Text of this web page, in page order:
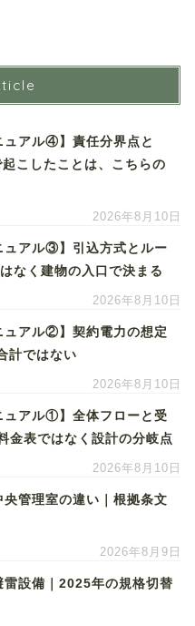
ュアル④】責任分界点と
こしたことは、こちらの
2026年8月10日
ュアル③】引込方式とルー
なく建物の入口で決まる
2026年8月10日
ュアル②】契約電力の想定
計ではない
2026年8月10日
ュアル①】全体フローと受
表ではなく設計の分岐点
2026年8月10日
管理室の違い｜根拠条文
2026年8月9日
設備｜2025年の規格切替